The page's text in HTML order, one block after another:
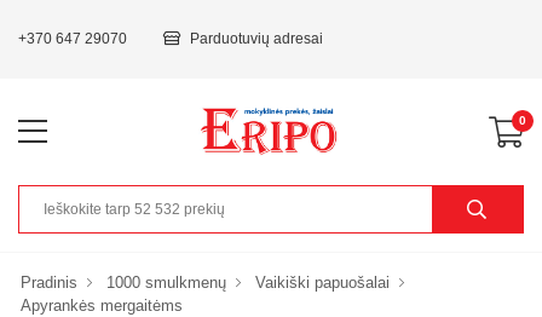
+370 647 29070 Parduotuvių adresai
0
Pradinis 1000 smulkmenų
Vaikiški papuošalai
Apyrankės mergaitėms